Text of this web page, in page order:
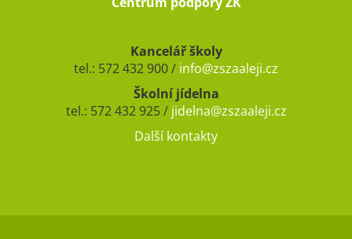
Kancelář školy
tel.: 572 432 900 / info@zszaaleji.cz
Školní jídelna
tel.: 572 432 925 / jidelna@zszaaleji.cz
Další kontakty